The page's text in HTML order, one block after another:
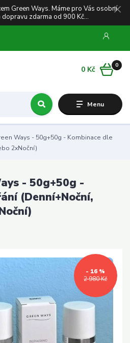
Green Ways. Máme pro Vás osobní
dopravu zdarma od 900 Kč...
Menu
0
0 Kč
Ways - 50g+50g - Kombinace dle
2xNoční)
- 50g+50g -
(Denní+Noční,
2 980 Kč
- 16 %